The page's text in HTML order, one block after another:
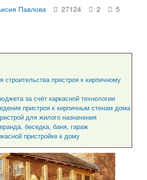
Павлова 27124 2 5
строительства пристроя к кирпичному
за счёт каркасной технологии
пристроя к кирпичным стенам дома
для жилого назначения
беседка, баня, гараж
пристройке к дому